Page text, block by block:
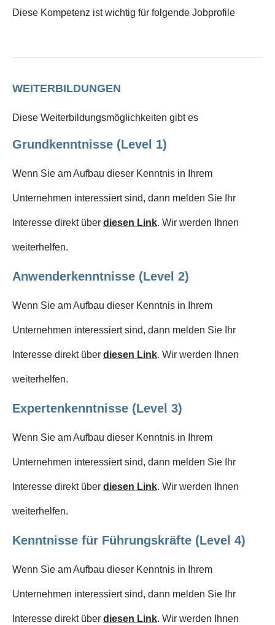
Diese Kompetenz ist wichtig für folgende Jobprofile
WEITERBILDUNGEN
Diese Weiterbildungsmöglichkeiten gibt es
Grundkenntnisse (Level 1)
Wenn Sie am Aufbau dieser Kenntnis in Ihrem
Unternehmen interessiert sind, dann melden Sie Ihr
Interesse direkt über diesen Link. Wir werden Ihnen
weiterhelfen.
Anwenderkenntnisse (Level 2)
Wenn Sie am Aufbau dieser Kenntnis in Ihrem
Unternehmen interessiert sind, dann melden Sie Ihr
Interesse direkt über diesen Link. Wir werden Ihnen
weiterhelfen.
Expertenkenntnisse (Level 3)
Wenn Sie am Aufbau dieser Kenntnis in Ihrem
Unternehmen interessiert sind, dann melden Sie Ihr
Interesse direkt über diesen Link. Wir werden Ihnen
weiterhelfen.
Kenntnisse für Führungskräfte (Level 4)
Wenn Sie am Aufbau dieser Kenntnis in Ihrem
Unternehmen interessiert sind, dann melden Sie Ihr
Interesse direkt über diesen Link. Wir werden Ihnen